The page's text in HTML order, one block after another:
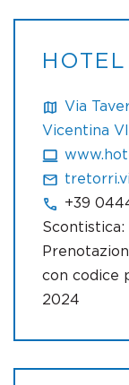
HOTEL
Via
Vicentina VI
+39
Scontistica:
con codice
2024